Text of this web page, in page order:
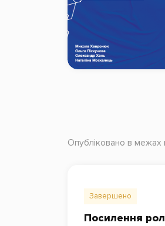
Опубліковано в межах
Завершено
Посилення